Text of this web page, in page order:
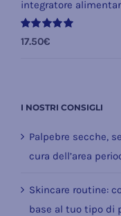
era:
59.70€.
è:
integratore
Valutato
17.50€
I NOSTRI CONSIGLI
Palpebre secche,
cura dell’area
Skincare routine:
base al tuo tipo di